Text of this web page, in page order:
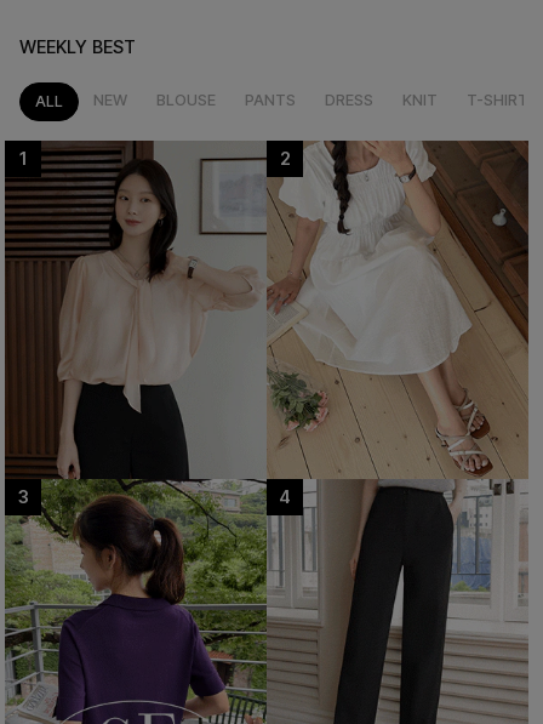
WEEKLY BEST
ALL NEW BLOUSE PANTS DRESS KNIT T-SHIRT